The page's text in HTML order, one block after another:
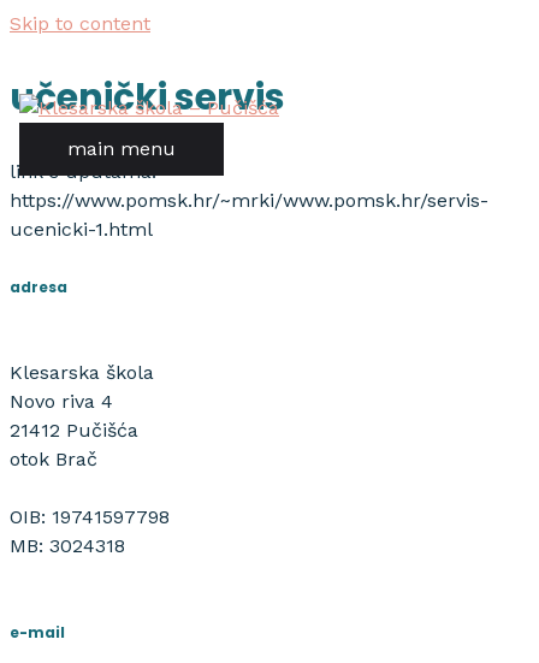
Skip to content
main menu
učenički servis
link s uputama:
https://www.pomsk.hr/~mrki/www.pomsk.hr/servis-
ucenicki-1.html
adresa
Klesarska škola
Novo riva 4
21412 Pučišća
otok Brač
OIB: 19741597798
MB: 3024318
e-mail